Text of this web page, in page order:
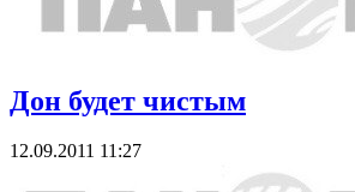
Дон будет чистым
12.09.2011 11:27